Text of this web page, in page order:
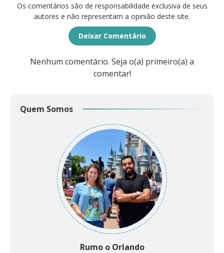
Os comentários são de responsabilidade exclusiva de seus
autores e não representam a opinião deste site.
Deixar Comentário
Nenhum comentário. Seja o(a) primeiro(a) a
comentar!
Quem Somos
Rumo o Orlando